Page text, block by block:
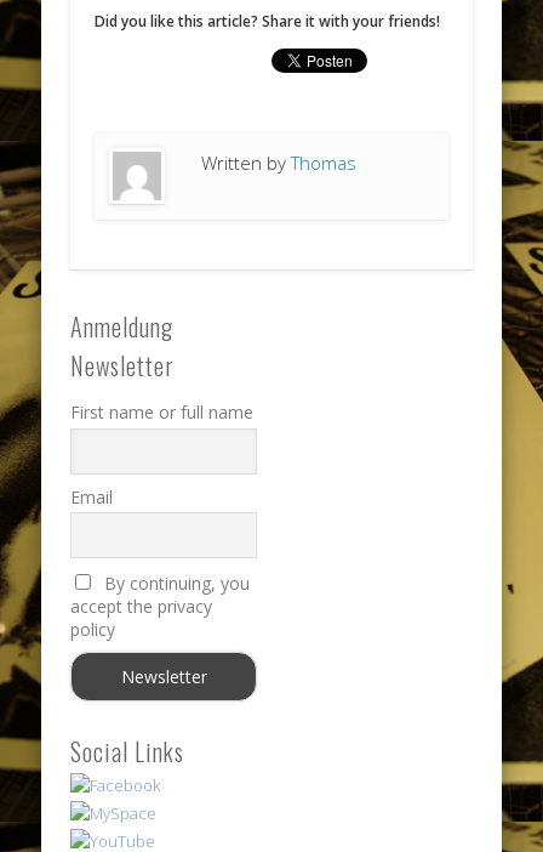
Did you like this article? Share it with your friends!
Written byThomas
Anmeldung
Newsletter
First name or full name
Email
By continuing, you
accept the privacy
policy
Social Links